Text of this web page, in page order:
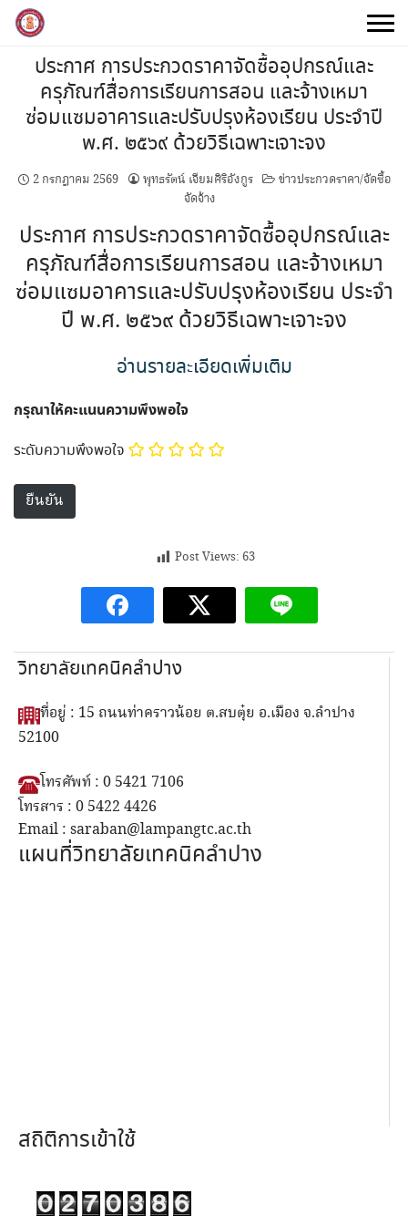
Skip
contentประกาศ การประกวดราคาจัดซื้ออุปกรณ์และ
ครุภัณฑ์สื่อการเรียนการสอน และจ้างเหมา
ซ่อมแซมอาคารและปรับปรุงห้องเรียน ประจำปี
พ.ศ. ๒๕๖๙ ด้วยวิธีเฉพาะเจาะจง
2 กรกฎาคม 2569 พุทธรัตน์ เจียมศิริอังกูร
ข่าวประกวดราคา/จัดซื้อ
จัดจ้าง
ประกาศ การประกวดราคาจัดซื้ออุปกรณ์และ
ครุภัณฑ์สื่อการเรียนการสอน และจ้างเหมา
ซ่อมแซมอาคารและปรับปรุงห้องเรียน ประจำ
ปี พ.ศ. ๒๕๖๙ ด้วยวิธีเฉพาะเจาะจง
อ่านรายละเอียดเพิ่มเติม
กรุณาให้คะแนนความพึงพอใจ
ระดับความพึงพอใจ
Post Views: 63
วิทยาลัยเทคนิคลำปาง
ที่อยู่ : 15 ถนนท่าคราวน้อย ต.สบตุ๋ย อ.เมือง จ.ลำปาง
52100
โทรศัพท์ : 0 5421 7106
โทรสาร : 0 5422 4426
Email : saraban@lampangtc.ac.th
แผนที่วิทยาลัยเทคนิคลำปาง
สถิติการเข้าใช้